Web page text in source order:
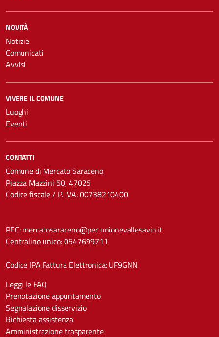
NOVITÀ
Notizie
Comunicati
Avvisi
VIVERE IL COMUNE
Luoghi
Eventi
CONTATTI
Comune di Mercato Saraceno
Piazza Mazzini 50, 47025
Codice fiscale / P. IVA: 00738210400
PEC: mercatosaraceno@pec.unionevallesavio.it
Centralino unico:0547699711
Codice IPA Fattura Elettronica: UF9GNN
Leggi le FAQ
Prenotazione appuntamento
Segnalazione disservizio
Richiesta assistenza
Amministrazione trasparente